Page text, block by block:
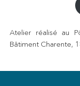
Atelier réalisé au
Bâtiment Charente,